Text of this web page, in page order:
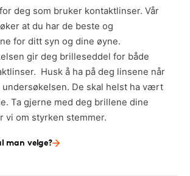
deg som bruker kontaktlinser. Vår
at du har de beste og
for ditt syn og dine øyne.
gir deg brilleseddel for både
Husk å ha på deg linsene når
undersøkelsen. De skal helst ha vært
Ta gjerne med deg brillene dine
vi om styrken stemmer.
man velge?